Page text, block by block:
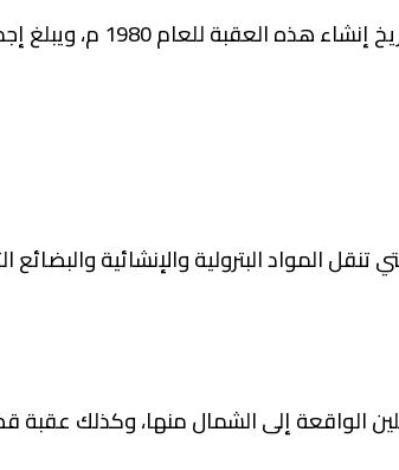
ذكر المرشد السياحي والمهتم بالتاريخ في عسير فهد يصرح
المواد البترولية والإنشائية والبضائع
الواقعة إلى الشمال منها، وكذلك عقبة